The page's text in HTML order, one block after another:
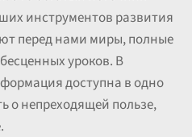
инструментов развития
перед нами миры, полные
уроков. В
доступна в одно
о непреходящей пользе,